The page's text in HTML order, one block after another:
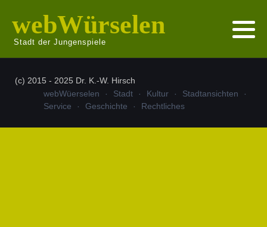
webWürselen
Stadt der Jungenspiele
(c) 2015 - 2025 Dr. K.-W. Hirsch
webWüerselen
Stadt Kultur
Stadtansichten
Service
Geschichte Rechtliches